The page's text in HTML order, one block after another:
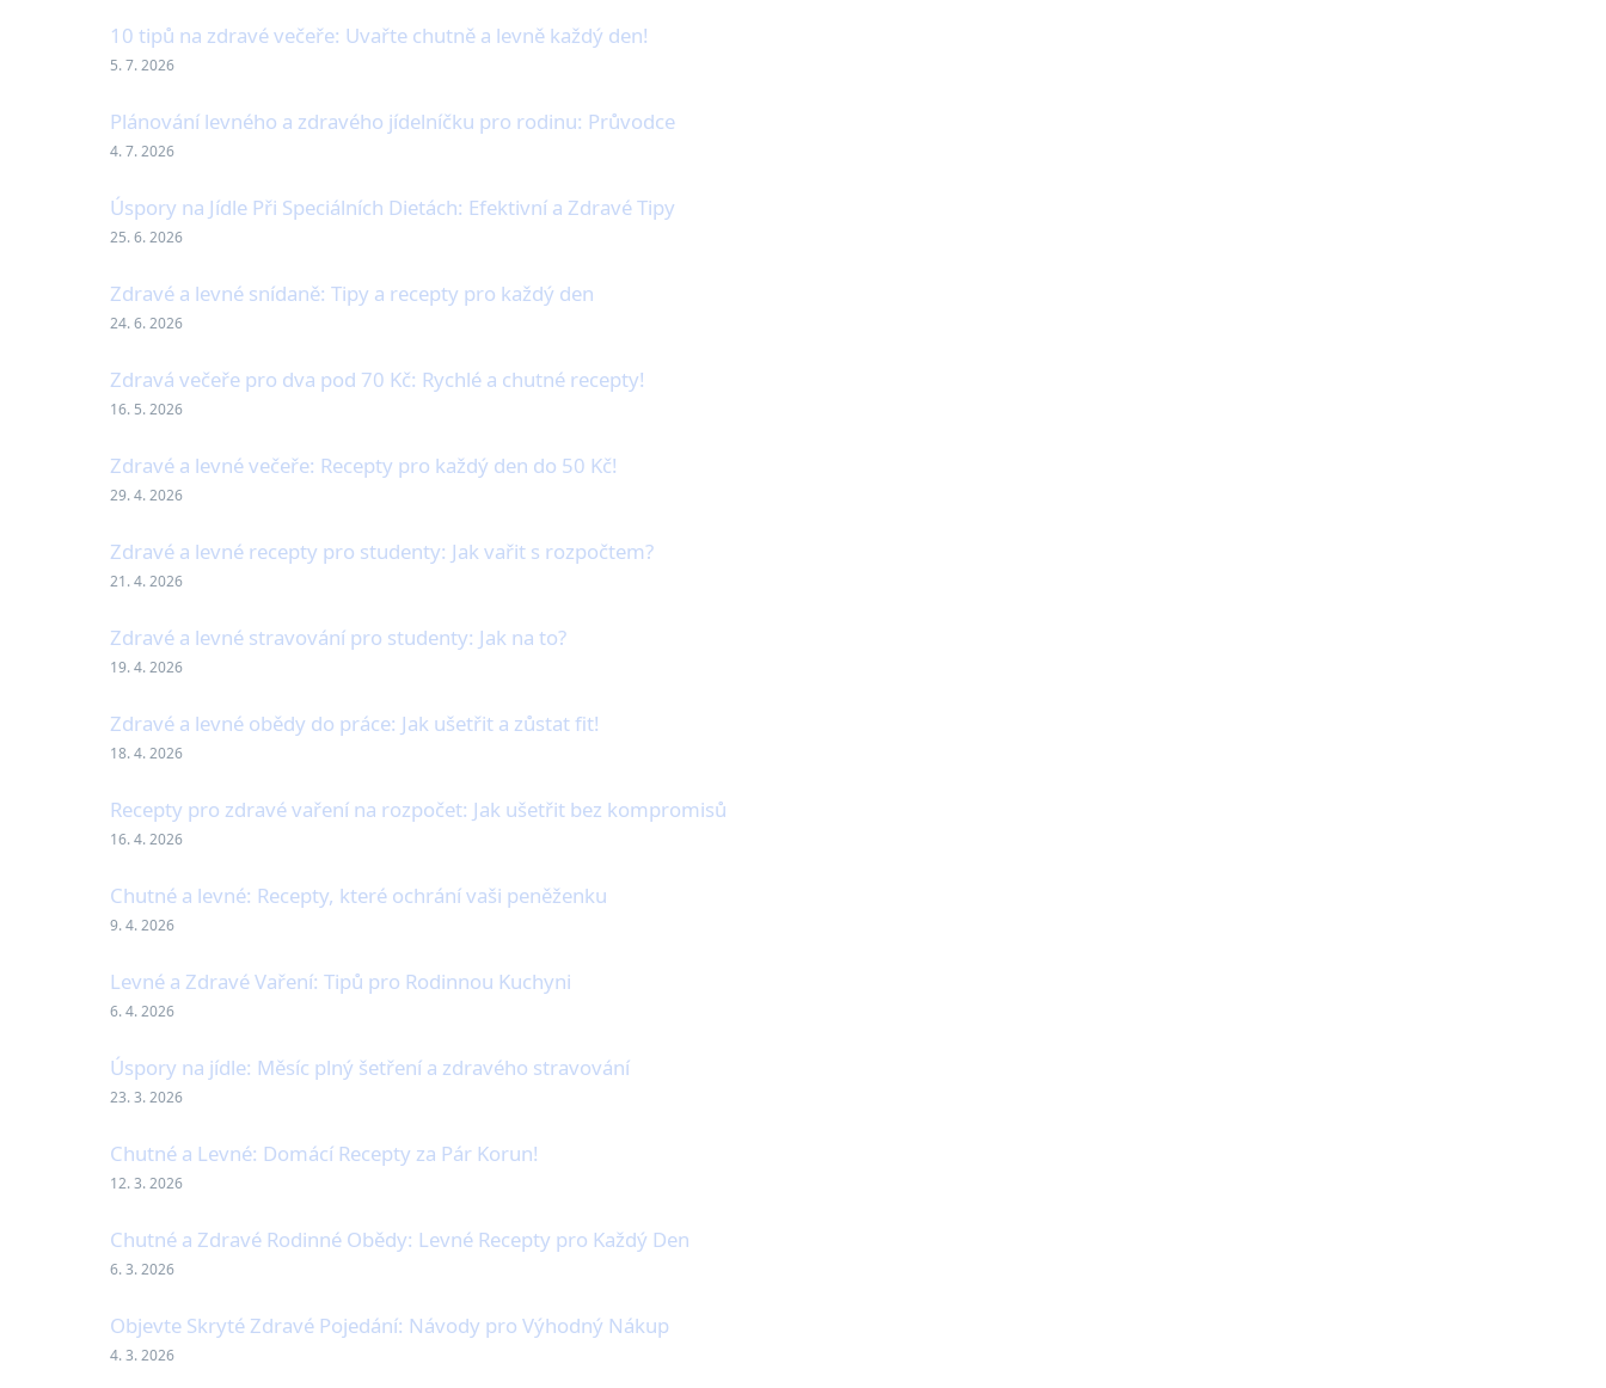
10 tipů na zdravé večeře: Uvařte chutně a levně každý den!
5. 7. 2026
Plánování levného a zdravého jídelníčku pro rodinu: Průvodce
4. 7. 2026
Úspory na Jídle Při Speciálních Dietách: Efektivní a Zdravé Tipy
25. 6. 2026
Zdravé a levné snídaně: Tipy a recepty pro každý den
24. 6. 2026
Zdravá večeře pro dva pod 70 Kč: Rychlé a chutné recepty!
16. 5. 2026
Zdravé a levné večeře: Recepty pro každý den do 50 Kč!
29. 4. 2026
Zdravé a levné recepty pro studenty: Jak vařit s rozpočtem?
21. 4. 2026
Zdravé a levné stravování pro studenty: Jak na to?
19. 4. 2026
Zdravé a levné obědy do práce: Jak ušetřit a zůstat fit!
18. 4. 2026
Recepty pro zdravé vaření na rozpočet: Jak ušetřit bez kompromisů
16. 4. 2026
Chutné a levné: Recepty, které ochrání vaši peněženku
9. 4. 2026
Levné a Zdravé Vaření: Tipů pro Rodinnou Kuchyni
6. 4. 2026
Úspory na jídle: Měsíc plný šetření a zdravého stravování
23. 3. 2026
Chutné a Levné: Domácí Recepty za Pár Korun!
12. 3. 2026
Chutné a Zdravé Rodinné Obědy: Levné Recepty pro Každý Den
6. 3. 2026
Objevte Skryté Zdravé Pojedání: Návody pro Výhodný Nákup
4. 3. 2026